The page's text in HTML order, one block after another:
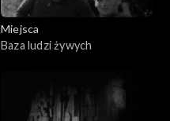
Miejsca
Baza ludzi żywych